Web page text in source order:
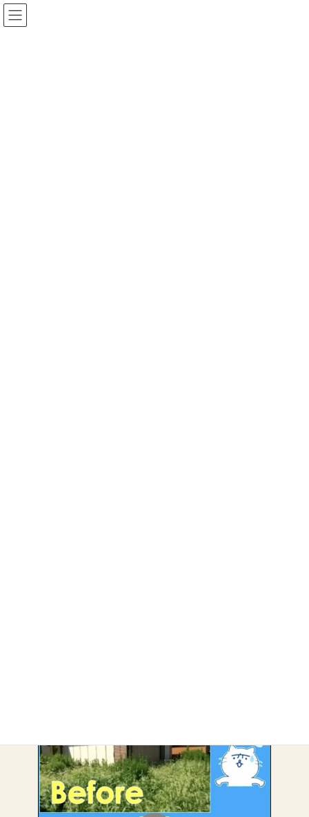
コ
ン
テ
ナ
ビ
ゲ